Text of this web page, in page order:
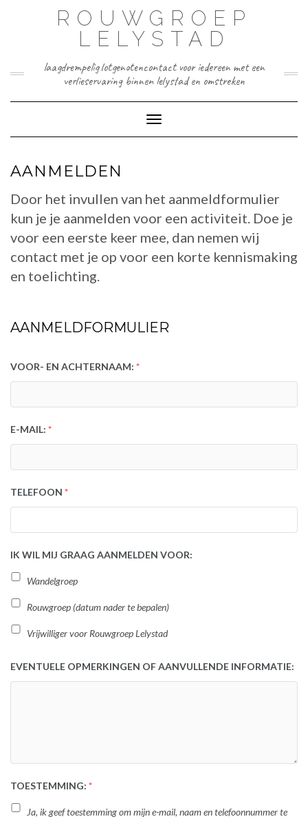
ROUWGROEP
LELYSTAD
laagdrempelig lotgenotencontact voor iedereen met een
verlieservaring binnen lelystad en omstreken
Toggle navigatie
AANMELDEN
Door het invullen van het aanmeldformulier
kun je je aanmelden voor een activiteit. Doe je
voor een eerste keer mee, dan nemen wij
contact met je op voor een korte kennismaking
en toelichting.
AANMELDFORMULIER
VOOR- EN ACHTERNAAM: *
E-MAIL: *
TELEFOON *
IK WIL MIJ GRAAG AANMELDEN VOOR:
Wandelgroep
Rouwgroep (datum nader te bepalen)
Vrijwilliger voor Rouwgroep Lelystad
EVENTUELE OPMERKINGEN OF AANVULLENDE INFORMATIE:
TOESTEMMING: *
Ja, ik geef toestemming om mijn e-mail, naam en telefoonnummer te